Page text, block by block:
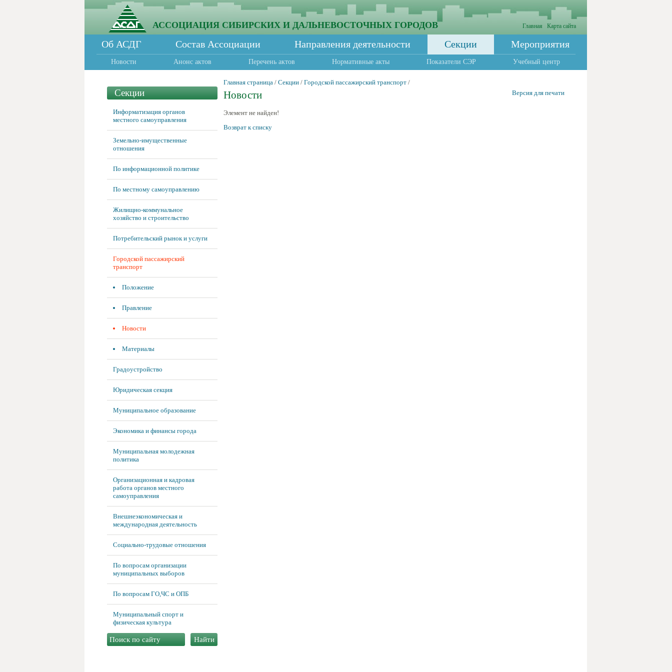
АССОЦИАЦИЯ СИБИРСКИХ И ДАЛЬНЕВОСТОЧНЫХ ГОРОДОВ Главная Карта сайта
Об АСДГ Состав Ассоциации Направления деятельности Секции Мероприятия
Новости Анонс актов Перечень актов Нормативные акты Показатели СЭР Учебный центр
Секции
Информатизация органов
местного самоуправления
Земельно-имущественные
отношения
По информационной политике
По местному самоуправлению
Жилищно-коммунальное
хозяйство и строительство
Потребительский рынок и услуги
Городской пассажирский
транспорт
Положение
Правление
Новости
Материалы
Градоустройство
Юридическая секция
Муниципальное образование
Экономика и финансы города
Муниципальная молодежная
политика
Организационная и кадровая
работа органов местного
самоуправления
Внешнеэкономическая и
международная деятельность
Социально-трудовые отношения
По вопросам организации
муниципальных выборов
По вопросам ГО,ЧС и ОПБ
Муниципальный спорт и
физическая культура
Главная страница / Секции / Городской пассажирский транспорт /
Новости Версия для печати
Элемент не найден!
Возврат к списку